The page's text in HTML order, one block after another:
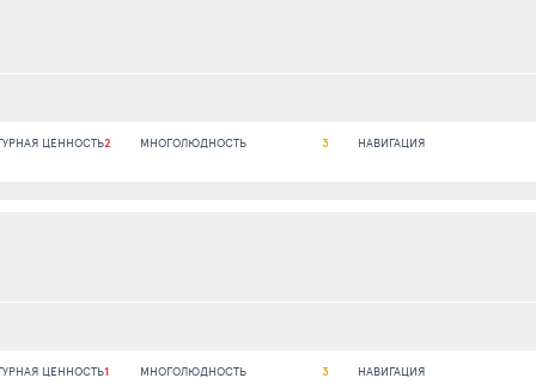
ЦЕННОСТЬ2 МНОГОЛЮДНОСТЬ 3 НАВИГАЦИЯ
ЦЕННОСТЬ1 МНОГОЛЮДНОСТЬ 3 НАВИГАЦИЯ